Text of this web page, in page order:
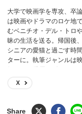
大学で映画学を専攻、卒
は映画やドラマのロケ地
むベニチオ・デル・トロ
昧の生活を送る。帰国後
シニアの愛猫と過ごす時
ターに。執筆ジャンルは
X